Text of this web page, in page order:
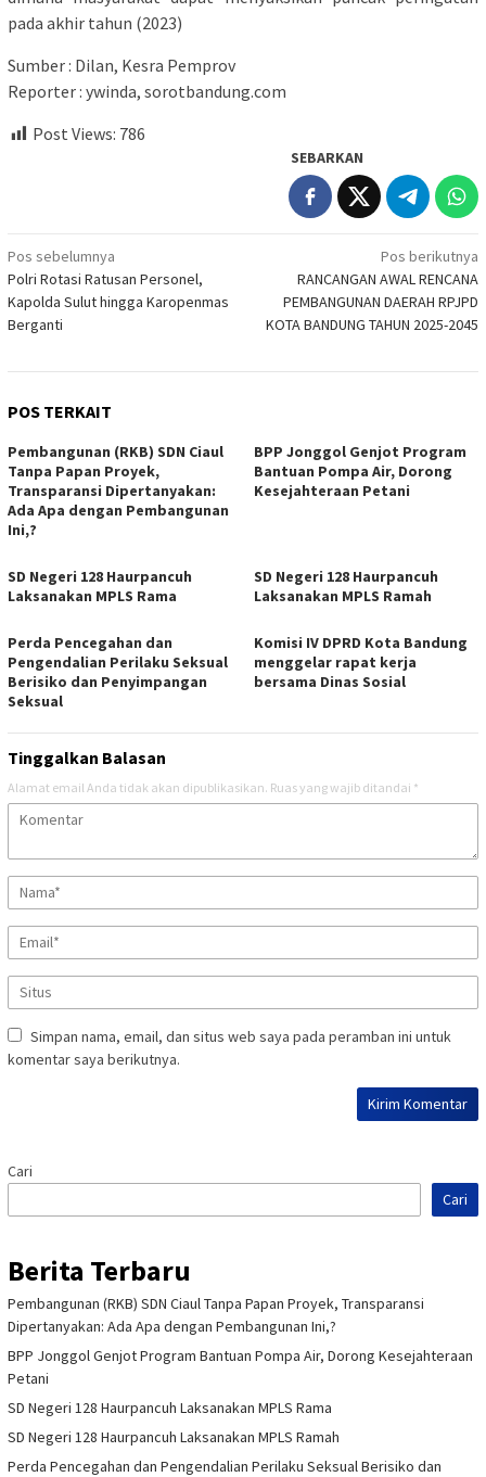
pada akhir tahun (2023)
Sumber : Dilan, Kesra Pemprov
Reporter : ywinda, sorotbandung.com
Post Views: 786
SEBARKAN
Navigasi
pos
Pos sebelumnya
Polri Rotasi Ratusan Personel,
Kapolda Sulut hingga Karopenmas
Berganti
Pos berikutnya
RANCANGAN AWAL RENCANA
PEMBANGUNAN DAERAH RPJPD
KOTA BANDUNG TAHUN 2025-2045
POS TERKAIT
Pembangunan (RKB) SDN Ciaul
Tanpa Papan Proyek,
Transparansi Dipertanyakan:
Ada Apa dengan Pembangunan
Ini,?
BPP Jonggol Genjot Program
Bantuan Pompa Air, Dorong
Kesejahteraan Petani
SD Negeri 128 Haurpancuh
Laksanakan MPLS Rama
SD Negeri 128 Haurpancuh
Laksanakan MPLS Ramah
Perda Pencegahan dan
Pengendalian Perilaku Seksual
Berisiko dan Penyimpangan
Seksual
Komisi IV DPRD Kota Bandung
menggelar rapat kerja
bersama Dinas Sosial
Tinggalkan Balasan
Alamat email Anda tidak akan dipublikasikan. Ruas yang wajib ditandai *
Simpan nama, email, dan situs web saya pada peramban ini untuk
komentar saya berikutnya.
Cari
Cari
Berita Terbaru
Pembangunan (RKB) SDN Ciaul Tanpa Papan Proyek, Transparansi
Dipertanyakan: Ada Apa dengan Pembangunan Ini,?
BPP Jonggol Genjot Program Bantuan Pompa Air, Dorong Kesejahteraan
Petani
SD Negeri 128 Haurpancuh Laksanakan MPLS Rama
SD Negeri 128 Haurpancuh Laksanakan MPLS Ramah
Perda Pencegahan dan Pengendalian Perilaku Seksual Berisiko dan